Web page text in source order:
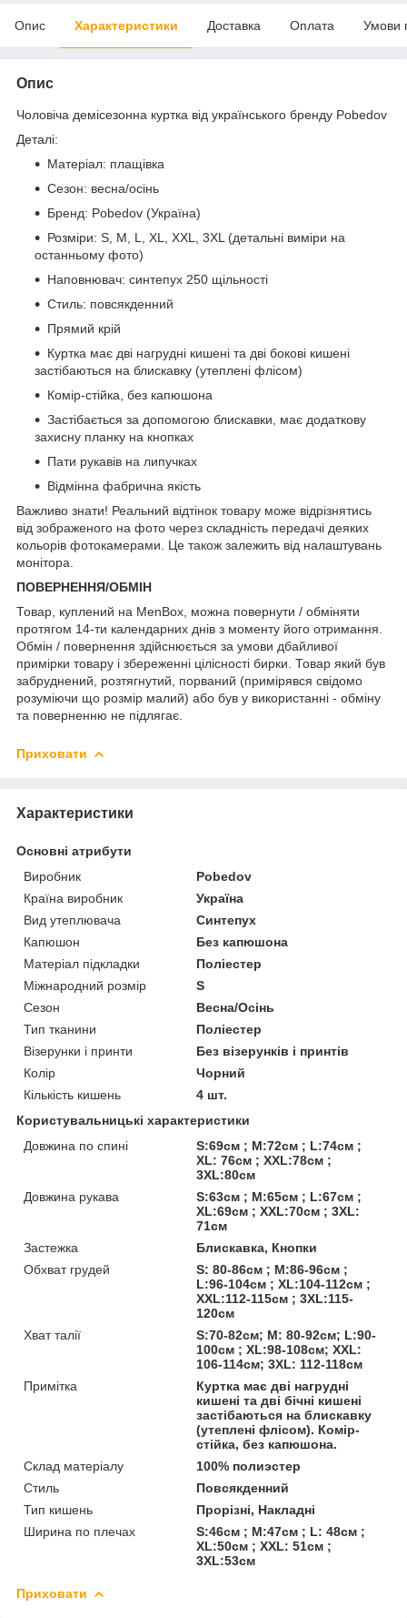
Опис Характеристики Доставка Оплата Умови
Опис
Чоловіча демісезонна куртка від українського бренду Pobedov
Деталі:
Матеріал: плащівка
Сезон: весна/осінь
Бренд: Pobedov (Україна)
Розміри: S, M, L, XL, XXL, 3XL (детальні виміри на
останньому фото)
Наповнювач: синтепух 250 щільності
Стиль: повсякденний
Прямий крій
Куртка має дві нагрудні кишені та дві бокові кишені
застібаються на блискавку (утеплені флісом)
Комір-стійка, без капюшона
Застібається за допомогою блискавки, має додаткову
захисну планку на кнопках
Пати рукавів на липучках
Відмінна фабрична якість
Важливо знати! Реальний відтінок товару може відрізнятись
від зображеного на фото через складність передачі деяких
кольорів фотокамерами. Це також залежить від налаштувань
монітора.
ПОВЕРНЕННЯ/ОБМІН
Товар, куплений на MenBox, можна повернути / обміняти
протягом 14-ти календарних днів з моменту його отримання.
Обмін / повернення здійснюється за умови дбайливої
примірки товару і збереженні цілісності бирки. Товар який був
забруднений, розтягнутий, порваний (примірявся свідомо
розуміючи що розмір малий) або був у використанні - обміну
та поверненню не підлягає.
Приховати
Характеристики
Основні атрибути
Виробник
Pobedov
Країна виробник
Україна
Вид утеплювача
Синтепух
Капюшон
Без капюшона
Матеріал підкладки
Поліестер
Міжнародний розмір
S
Сезон
Весна/Осінь
Тип тканини
Поліестер
Візерунки і принти
Без візерунків і принтів
Колір
Чорний
Кількість кишень
4 шт.
Користувальницькі характеристики
Довжина по спині
S:69см ; M:72см ; L:74см ;
XL: 76см ; XXL:78см ;
3XL:80см
Довжина рукава
S:63см ; M:65см ; L:67см ;
XL:69см ; XXL:70см ; 3XL:
71см
Застежка
Блискавка, Кнопки
Обхват грудей
S: 80-86см ; M:86-96см ;
L:96-104см ; XL:104-112см ;
XXL:112-115см ; 3XL:115-
120см
Хват талії
S:70-82см; M: 80-92см; L:90-
100см ; XL:98-108см; XXL:
106-114см; 3XL: 112-118cм
Примітка
Куртка має дві нагрудні
кишені та дві бічні кишені
застібаються на блискавку
(утеплені флісом). Комір-
стійка, без капюшона.
Склад матеріалу
100% полиэстер
Стиль
Повсякденний
Тип кишень
Прорізні, Накладні
Ширина по плечах
S:46см ; M:47см ; L: 48см ;
XL:50см ; XXL: 51см ;
3XL:53см
Приховати